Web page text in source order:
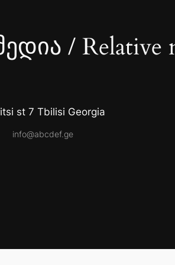
/ Relative
st 7 Tbilisi Georgia
info@abcdef.ge